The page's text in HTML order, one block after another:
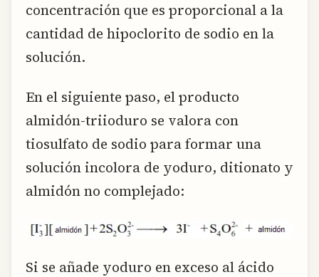
concentración que es proporcional a la
cantidad de hipoclorito de sodio en la
solución.
En el siguiente paso, el producto
almidón-triioduro se valora con
tiosulfato de sodio para formar una
solución incolora de yoduro, ditionato y
almidón no complejado:
Si se añade yoduro en exceso al ácido